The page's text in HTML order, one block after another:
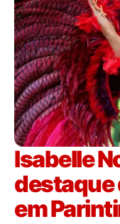
Isabelle
destaque
em